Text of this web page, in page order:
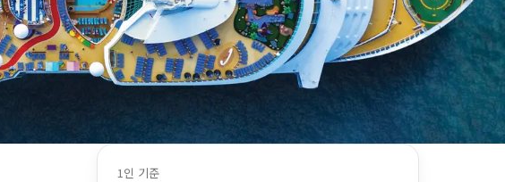
1인 기준